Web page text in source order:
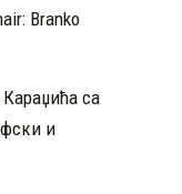
Branko
са
и